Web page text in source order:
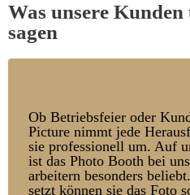
Was unsere
sagen
Ob Betriebs­feier oder
Picture nimmt jede
sie pro­fessionell um. Auf
ist das Photo Booth bei
arbeitern be­sonders
setzt können sie das Foto